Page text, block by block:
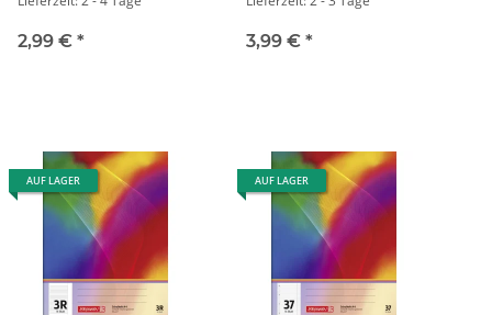
2,99 € * 3,99 € *
AUF LAGER AUF LAGER